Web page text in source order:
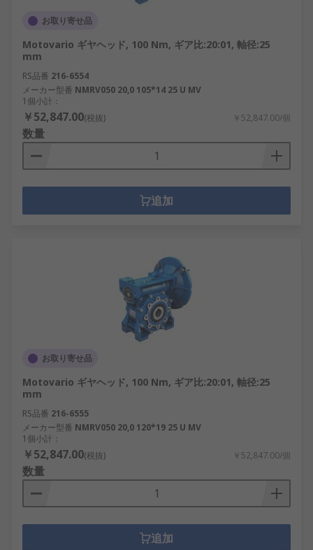
お取り寄せ品
Motovario ギヤヘッド, 100 Nm, ギア比:20:01, 軸径:25
mm
RS品番 216-6554
メーカー型番 NMRV050 20,0 105*14 25 U MV
1個小計：
￥52,847.00(税抜) ￥52,847.00/個
数量
追加
お取り寄せ品
Motovario ギヤヘッド, 100 Nm, ギア比:20:01, 軸径:25
mm
RS品番 216-6555
メーカー型番 NMRV050 20,0 120*19 25 U MV
1個小計：
￥52,847.00(税抜) ￥52,847.00/個
数量
追加